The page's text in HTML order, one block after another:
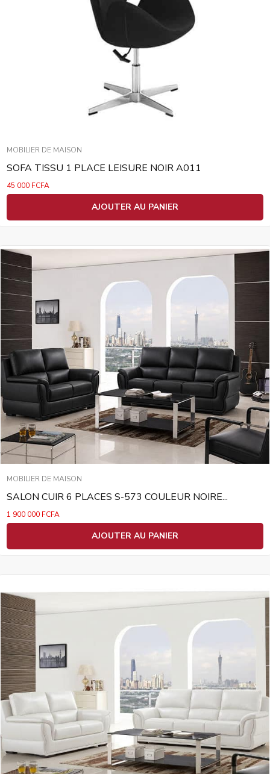
MOBILIER DE MAISON
SOFA TISSU 1 PLACE LEISURE NOIR A011
45 000 FCFA
AJOUTER AU PANIER
MOBILIER DE MAISON
SALON CUIR 6 PLACES S-573 COULEUR NOIRE...
1 900 000 FCFA
AJOUTER AU PANIER